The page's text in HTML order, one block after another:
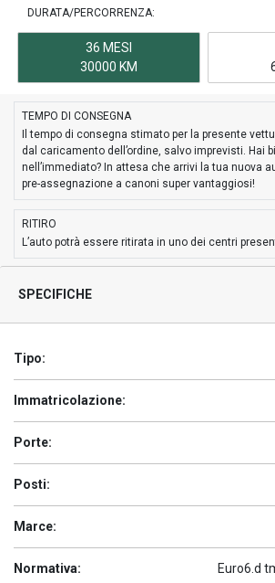
DURATA/PERCORRENZA:
36 MESI
30000 KM
TEMPO DI CONSEGNA
Il tempo di consegna stimato per la presente
dal caricamento dell’ordine, salvo imprevisti. Hai
nell’immediato? In attesa che arrivi la tua nuova
pre-assegnazione a canoni super vantaggiosi!
RITIRO
L’auto potrà essere ritirata in uno dei centri
SPECIFICHE
Tipo:
Immatricolazione:
Porte:
Posti:
Marce:
Normativa: